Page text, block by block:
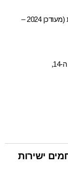
איך לכתוב חיבור בעד ונגד באנגלית לבגרות באנגלית (מעודכן 2024 –
אינטל משיקה את k14900, המעבד השולחני מהדור ה-14,
ישירות